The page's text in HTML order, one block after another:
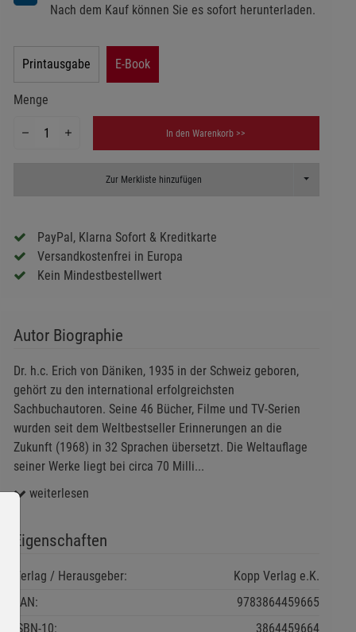
Nach dem Kauf können Sie es sofort herunterladen.
Printausgabe E-Book
Menge
In den Warenkorb >>
Zur Merkliste hinzufügen Toggle
PayPal, Klarna Sofort & Kreditkarte
Versandkostenfrei in Europa
Kein Mindestbestellwert
Autor Biographie
Dr. h.c. Erich von Däniken, 1935 in der Schweiz geboren,
gehört zu den international erfolgreichsten
Sachbuchautoren. Seine 46 Bücher, Filme und TV-Serien
wurden seit dem Weltbestseller Erinnerungen an die
Zukunft (1968) in 32 Sprachen übersetzt. Die Weltauflage
seiner Werke liegt bei circa 70 Milli...
weiterlesen
Eigenschaften
Verlag / Herausgeber:
Kopp Verlag e.K.
EAN:
9783864459665
ISBN-10:
3864459664